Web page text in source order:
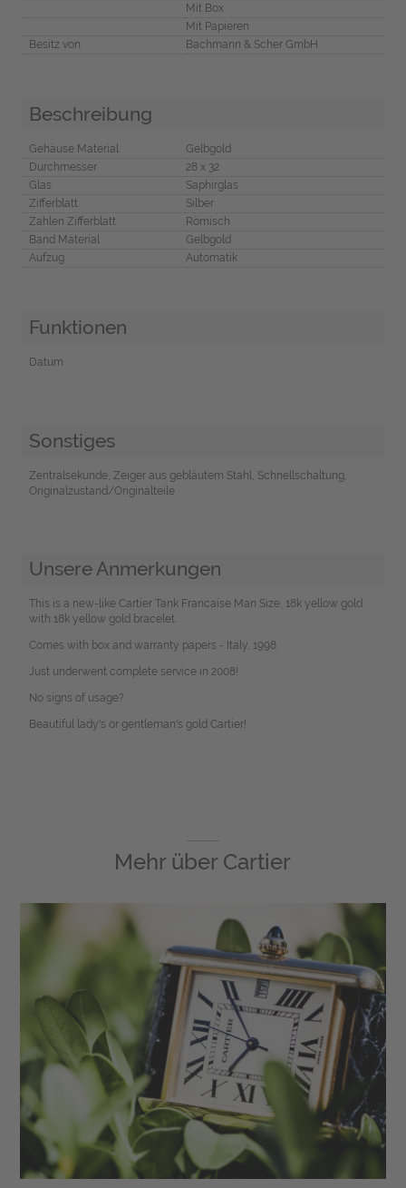
Mit Box
Mit Papieren
Besitz von
Bachmann & Scher GmbH
Beschreibung
Gehäuse Material
Gelbgold
Durchmesser
28 x 32
Glas
Saphirglas
Zifferblatt
Silber
Zahlen Zifferblatt
Römisch
Band Material
Gelbgold
Aufzug
Automatik
Funktionen
Datum
Sonstiges
Zentralsekunde, Zeiger aus gebläutem Stahl, Schnellschaltung,
Originalzustand/Originalteile
Unsere Anmerkungen
This is a new-like Cartier Tank Francaise Man Size, 18k yellow gold
with 18k yellow gold bracelet.
Comes with box and warranty papers - Italy, 1998.
Just underwent complete service in 2008!
No signs of usage?
Beautiful lady's or gentleman's gold Cartier!
Mehr über Cartier